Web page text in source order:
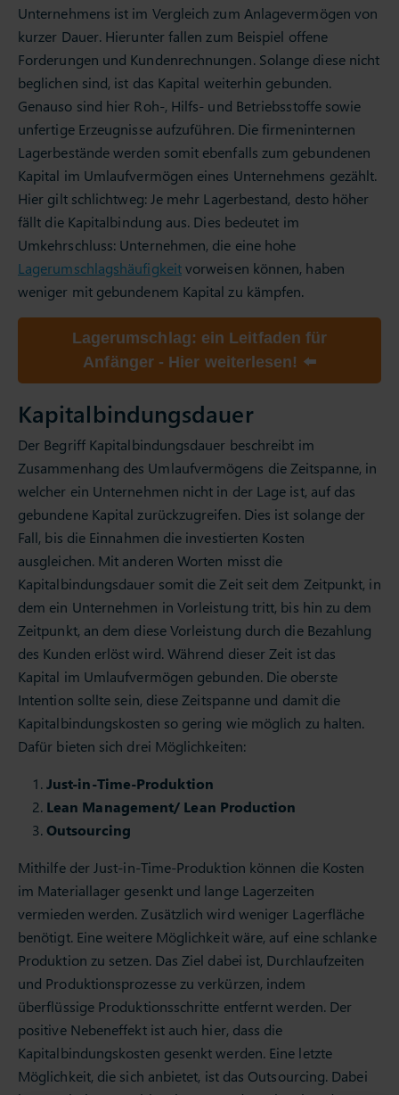
Unternehmens ist im Vergleich zum Anlagevermögen von
kurzer Dauer. Hierunter fallen zum Beispiel offene
Forderungen und Kundenrechnungen. Solange diese nicht
beglichen sind, ist das Kapital weiterhin gebunden.
Genauso sind hier Roh‑, Hilfs- und Betriebsstoffe sowie
unfertige Erzeugnisse aufzuführen. Die firmeninternen
Lagerbestände werden somit ebenfalls zum gebundenen
Kapital im Umlaufvermögen eines Unternehmens gezählt.
Hier gilt schlichtweg: Je mehr Lagerbestand, desto höher
fällt die Kapitalbindung aus. Dies bedeutet im
Umkehrschluss: Unternehmen, die eine hohe
Lagerumschlagshäufigkeitvorweisen können, haben
weniger mit gebundenem Kapital zu kämpfen.
Lagerumschlag: ein Leitfaden für
Anfänger - Hier weiterlesen! ⬅️
Kapitalbindungsdauer
Der Begriff Kapitalbindungsdauer beschreibt im
Zusammenhang des Umlaufvermögens die Zeitspanne, in
welcher ein Unternehmen nicht in der Lage ist, auf das
gebundene Kapital zurückzugreifen. Dies ist solange der
Fall, bis die Einnahmen die investierten Kosten
ausgleichen. Mit anderen Worten misst die
Kapitalbindungsdauer somit die Zeit seit dem Zeitpunkt, in
dem ein Unternehmen in Vorleistung tritt, bis hin zu dem
Zeitpunkt, an dem diese Vorleistung durch die Bezahlung
des Kunden erlöst wird. Während dieser Zeit ist das
Kapital im Umlaufvermögen gebunden. Die oberste
Intention sollte sein, diese Zeitspanne und damit die
Kapitalbindungskosten so gering wie möglich zu halten.
Dafür bieten sich drei Möglichkeiten:
Just-in-Time-Produktion
Lean Management/ Lean Production
Outsourcing
Mithilfe der Just-in-Time-Produktion können die Kosten
im Materiallager gesenkt und lange Lagerzeiten
vermieden werden. Zusätzlich wird weniger Lagerfläche
benötigt. Eine weitere Möglichkeit wäre, auf eine schlanke
Produktion zu setzen. Das Ziel dabei ist, Durchlaufzeiten
und Produktionsprozesse zu verkürzen, indem
überflüssige Produktionsschritte entfernt werden. Der
positive Nebeneffekt ist auch hier, dass die
Kapitalbindungskosten gesenkt werden. Eine letzte
Möglichkeit, die sich anbietet, ist das Outsourcing. Dabei